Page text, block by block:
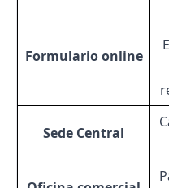
Formulario online
Sede Central